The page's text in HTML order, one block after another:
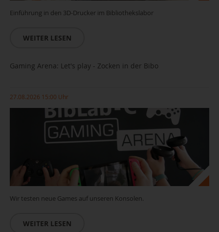
Einführung in den 3D-Drucker im Bibliothekslabor
WEITER LESEN
Gaming Arena: Let's play - Zocken in der Bibo
27.08.2026 15:00 Uhr
Wir testen neue Games auf unseren Konsolen.
WEITER LESEN